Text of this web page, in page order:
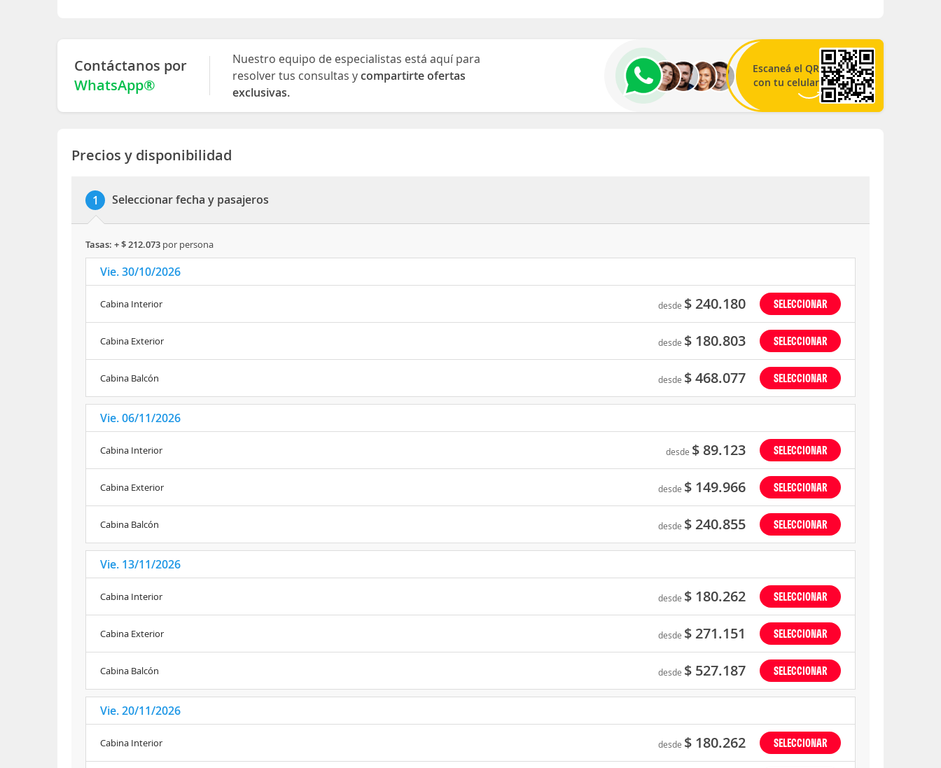
Contáctanos por
WhatsApp®
Nuestro equipo de especialistas está aquí para
resolver tus consultas ycompartirte ofertas
exclusivas.
Escaneá el QR
con tu celular
Precios y disponibilidad
1 Seleccionar fecha y pasajeros
tasas: + $ 212.073 por persona
Vie. 30/10/2026
Cabina Interior desde $ 240.180 SELECCIONAR
Cabina Exterior desde $ 180.803 SELECCIONAR
Cabina Balcón desde $ 468.077 SELECCIONAR
Vie. 06/11/2026
Cabina Interior desde $ 89.123 SELECCIONAR
Cabina Exterior desde $ 149.966 SELECCIONAR
Cabina Balcón desde $ 240.855 SELECCIONAR
Vie. 13/11/2026
Cabina Interior desde $ 180.262 SELECCIONAR
Cabina Exterior desde $ 271.151 SELECCIONAR
Cabina Balcón desde $ 527.187 SELECCIONAR
Vie. 20/11/2026
Cabina Interior desde $ 180.262 SELECCIONAR